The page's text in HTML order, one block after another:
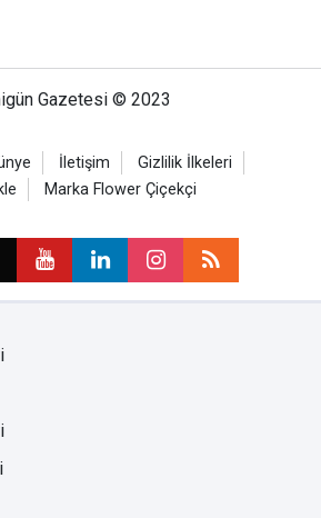
Gazetesi © 2023
İletişim
Gizlilik İlkeleri
Marka Flower Çiçekçi